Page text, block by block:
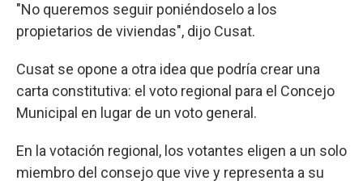
"No queremos seguir poniéndoselo a los
propietarios de viviendas", dijo Cusat.
Cusat se opone a otra idea que podría crear una
carta constitutiva: el voto regional para el Concejo
Municipal en lugar de un voto general.
En la votación regional, los votantes eligen a un solo
miembro del consejo que vive y representa a su